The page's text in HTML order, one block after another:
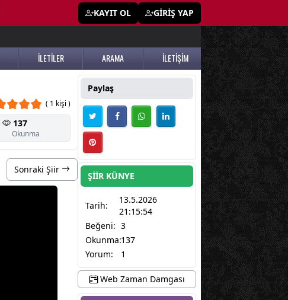
KAYIT OL GİRİŞ YAP
İLETİLER ARAMA İLETİŞİM
( 1 kişi )
137
Okunma
Sonraki Şiir
Paylaş
ŞİİR KÜNYE
Tarih:
13.5.2026
21:15:54
Beğeni: 3
Okunma:137
Yorum:
1
Web Zaman Damgası